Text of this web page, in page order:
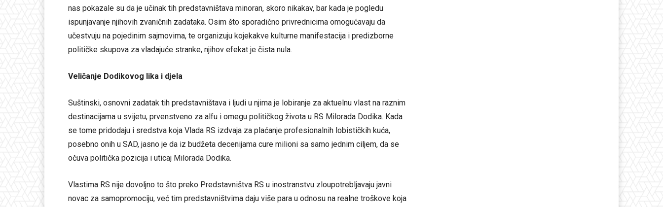
nas pokazale su da je učinak tih predstavništava minoran, skoro nikakav, bar kada je pogledu
ispunjavanje njihovih zvaničnih zadataka. Osim što sporadično privrednicima omogućavaju da
učestvuju na pojedinim sajmovima, te organizuju kojekakve kulturne manifestacija i predizborne
političke skupova za vladajuće stranke, njihov efekat je čista nula.
Veličanje Dodikovog lika i djela
Suštinski, osnovni zadatak tih predstavništava i ljudi u njima je lobiranje za aktuelnu vlast na raznim
destinacijama u svijetu, prvenstveno za alfu i omegu političkog života u RS Milorada Dodika. Kada
se tome pridodaju i sredstva koja Vlada RS izdvaja za plaćanje profesionalnih lobističkih kuća,
posebno onih u SAD, jasno je da iz budžeta decenijama cure milioni sa samo jednim ciljem, da se
očuva politička pozicija i uticaj Milorada Dodika.
Vlastima RS nije dovoljno to što preko Predstavništva RS u inostranstvu zloupotrebljavaju javni
novac za samopromociju, već tim predstavništvima daju više para u odnosu na realne troškove koja